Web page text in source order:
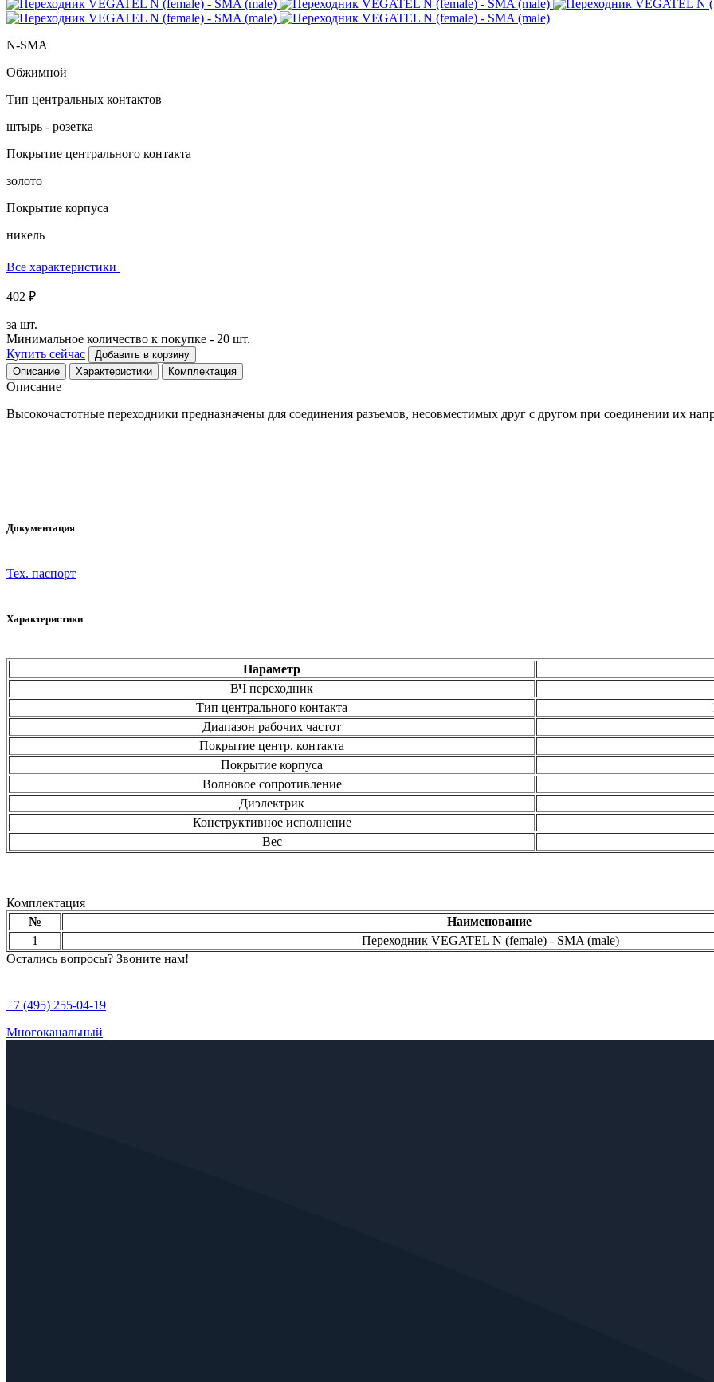
N-SMA
Обжимной
Тип центральных контактов
штырь - розетка
Покрытие центрального контакта
золото
Покрытие корпуса
никель
Все характеристики
402 ₽
за шт.
Минимальное количество к покупке - 20 шт.
Купить сейчас
Добавить в корзину
Описание
Характеристики Комплектация
Описание
Высокочастотные переходники предназначены для соединения разъемов, несовместимых друг с другом при соединении их
Документация
Тех. паспорт
Характеристики
Параметр
ВЧ переходник
Тип центрального контакта
Диапазон рабочих частот
Покрытие центр. контакта
Покрытие корпуса
Волновое сопротивление
Диэлектрик
Конструктивное исполнение
Вес
Комплектация
№
Наименование
1
Переходник VEGATEL N (female) - SMA (male)
Остались вопросы? Звоните нам!
+7 (495) 255-04-19
Многоканальный